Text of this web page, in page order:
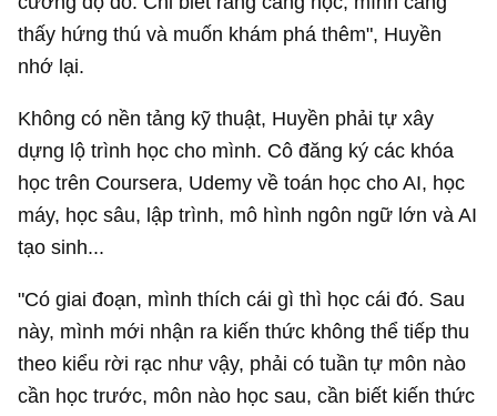
thấy hứng thú và muốn khám phá thêm", Huyền
nhớ lại.
Không có nền tảng kỹ thuật, Huyền phải tự xây
dựng lộ trình học cho mình. Cô đăng ký các khóa
học trên Coursera, Udemy về toán học cho AI, học
máy, học sâu, lập trình, mô hình ngôn ngữ lớn và AI
tạo sinh...
"Có giai đoạn, mình thích cái gì thì học cái đó. Sau
này, mình mới nhận ra kiến thức không thể tiếp thu
theo kiểu rời rạc như vậy, phải có tuần tự môn nào
cần học trước, môn nào học sau, cần biết kiến thức